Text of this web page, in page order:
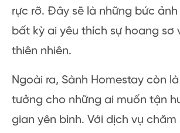
rực rỡ. Đây sẽ là những bức ảnh
bất kỳ ai yêu thích sự hoang sơ
thiên nhiên.
Ngoài ra, Sành Homestay còn
tưởng cho những ai muốn tận
gian yên bình. Với dịch vụ